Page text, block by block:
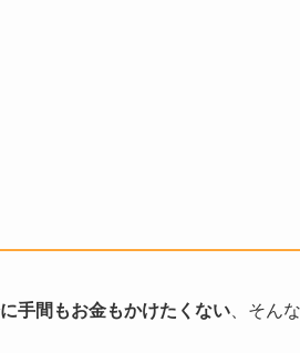
手間もお金もかけたくない 、そんな